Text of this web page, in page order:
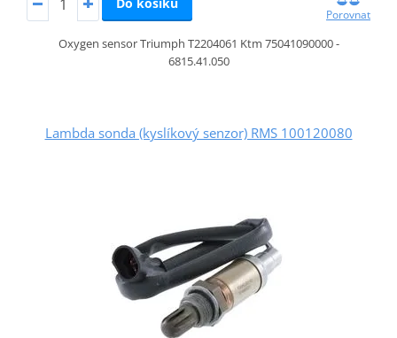
Porovnat
Oxygen sensor Triumph T2204061 Ktm 75041090000 -
6815.41.050
Lambda sonda (kyslíkový senzor) RMS 100120080